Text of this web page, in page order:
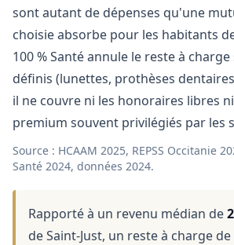
sont autant de dépenses qu'une
choisie absorbe pour les habitants
100 % Santé annule le reste à
définis (lunettes, prothèses
il ne couvre ni les honoraires libres
premium souvent privilégiés par les
Source : HCAAM 2025, REPSS Occitanie
Santé 2024, données 2024.
Rapporté à un revenu médian de
de Saint-Just, un reste à charge de